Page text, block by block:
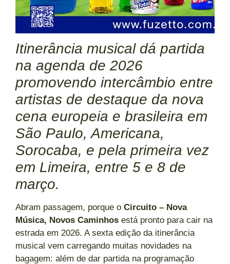
Itinerância musical dá partida
na agenda de 2026
promovendo intercâmbio entre
artistas de destaque da nova
cena europeia e brasileira em
São Paulo, Americana,
Sorocaba, e pela primeira vez
em Limeira, entre 5 e 8 de
março.
Abram passagem, porque o Circuito – Nova
Música, Novos Caminhos está pronto para cair na
estrada em 2026. A sexta edição da itinerância
musical vem carregando muitas novidades na
bagagem: além de dar partida na programação